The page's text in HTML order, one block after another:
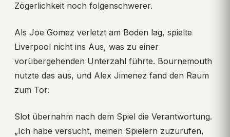
Zögerlichkeit noch folgenschwerer.
Als Joe Gomez verletzt am Boden lag, spielte
Liverpool nicht ins Aus, was zu einer
vorübergehenden Unterzahl führte. Bournemouth
nutzte das aus, und Alex Jimenez fand den Raum
zum Tor.
Slot übernahm nach dem Spiel die Verantwortung.
„Ich habe versucht, meinen Spielern zuzurufen,